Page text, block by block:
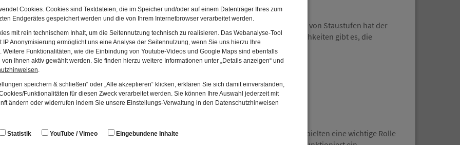
Cookies. Cookies sind Textdateien, die im Speicher und/oder auf einem Datenträger Ihres zum
Endgerätes gespeichert werden und die von Ihrem Internetbrowser verarbeitet werden.
mit rein technischem Inhalt, um die Seitennutzung technisch zu realisieren. Das Webanalyse-Tool
IP Anonymisierung ermöglicht uns eine Analyse der Seitennutzung, wenn Sie uns hierzu Ihre
Weitere Funktionalitäten, wie die Einbindung von Youtube-Videos und Google Maps sind ebenfalls
Ihnen aktiv gewählt werden. Sie finden hierzu weitere Informationen unter „Details anzeigen“ und
.
speichern & schließen“ oder „Alle akzeptieren“ klicken, erklären Sie sich damit einverstanden,
Funktionalitäten für diesen Zweck verarbeitet werden. Sie können Ihre Auswahl jederzeit mit
ändern oder widerrufen indem Sie unsere Einstellungs-Verwaltung in den Datenschutzhinweisen
Statistik YouTube / Vimeo Eingebundene Inhalte
1: Schwerpunkt Natur
erkunden den Fluss als Lebensraum mit seiner hohen Artenvielfalt. Durch den Einbau von Staustufen hat der
den Wildfluss verändert. Welche Auswirkungen haben die Staustufen und welche Möglichkeiten gibt es, die
Natur zu schützen?
Klasse 3 bis 4
Stunden
5 Euro
wird der Lech als Verkehrsweg und Energielieferant genutzt. Flößer und Handwerker spielten eine wichtige Rolle